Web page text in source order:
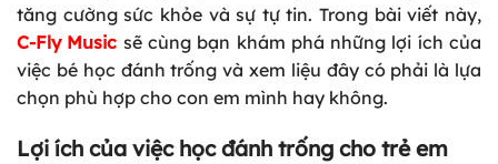
tăng cường sức khỏe và sự tự tin. Trong bài viết này,
C-Fly Music sẽ cùng bạn khám phá những lợi ích của
việc bé học đánh trống và xem liệu đây có phải là lựa
chọn phù hợp cho con em mình hay không.
Lợi ích của việc học đánh trống cho trẻ em